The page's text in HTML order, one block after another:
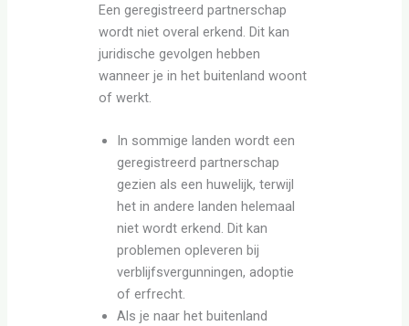
Een geregistreerd partnerschap
wordt niet overal erkend. Dit kan
juridische gevolgen hebben
wanneer je in het buitenland woont
of werkt.
In sommige landen wordt een
geregistreerd partnerschap
gezien als een huwelijk, terwijl
het in andere landen helemaal
niet wordt erkend. Dit kan
problemen opleveren bij
verblijfsvergunningen, adoptie
of erfrecht.
Als je naar het buitenland